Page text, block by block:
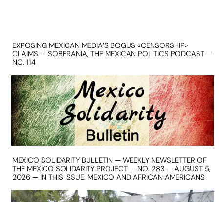
EXPOSING MEXICAN MEDIA’S BOGUS «CENSORSHIP»
CLAIMS — SOBERANIA, THE MEXICAN POLITICS PODCAST —
NO. 114
MEXICO SOLIDARITY BULLETIN — WEEKLY NEWSLETTER OF
THE MEXICO SOLIDARITY PROJECT — NO. 283 — AUGUST 5,
2026 — IN THIS ISSUE: MEXICO AND AFRICAN AMERICANS